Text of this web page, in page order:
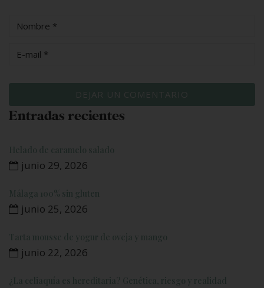
Entradas recientes
Helado de caramelo salado
junio 29, 2026
Málaga 100% sin gluten
junio 25, 2026
Tarta mousse de yogur de oveja y mango
junio 22, 2026
¿La celiaquía es hereditaria? Genética, riesgo y realidad